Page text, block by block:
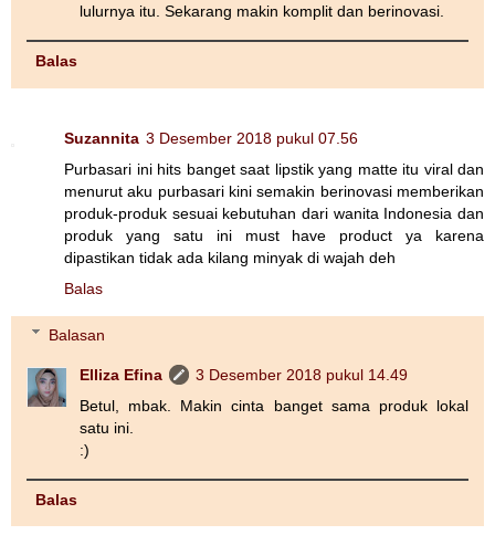
lulurnya itu. Sekarang makin komplit dan berinovasi.
Balas
Suzannita 3 Desember 2018 pukul 07.56
Purbasari ini hits banget saat lipstik yang matte itu viral dan
menurut aku purbasari kini semakin berinovasi memberikan
produk-produk sesuai kebutuhan dari wanita Indonesia dan
produk yang satu ini must have product ya karena
dipastikan tidak ada kilang minyak di wajah deh
Balas
Balasan
Elliza Efina
3 Desember 2018 pukul 14.49
Betul, mbak. Makin cinta banget sama produk lokal
satu ini.
:)
Balas